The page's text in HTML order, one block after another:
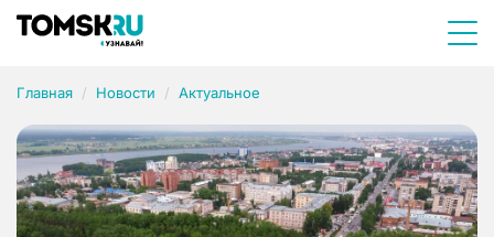
Главная Новости Актуальное